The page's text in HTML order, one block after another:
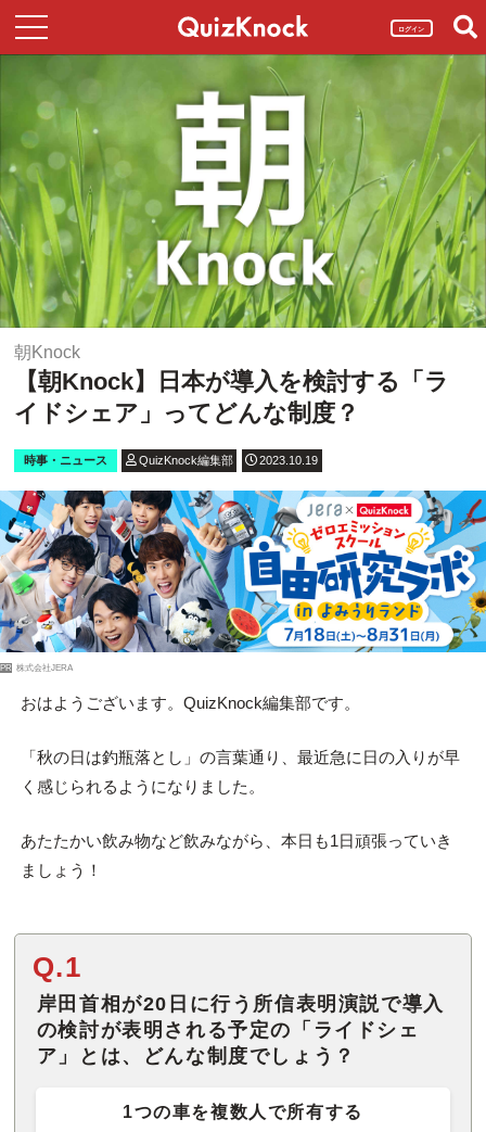
ログイン
朝Knock
【朝Knock】日本が導入を検討する「ラ
イドシェア」ってどんな制度？
時事・ニュース QuizKnock編集部 2023.10.19
PR 株式会社JERA
おはようございます。QuizKnock編集部です。
「秋の日は釣瓶落とし」の言葉通り、最近急に日の入りが早
く感じられるようになりました。
あたたかい飲み物など飲みながら、本日も1日頑張っていき
ましょう！
Q.1
岸田首相が20日に行う所信表明演説で導入
の検討が表明される予定の「ライドシェ
ア」とは、どんな制度でしょう？
1つの車を複数人で所有する